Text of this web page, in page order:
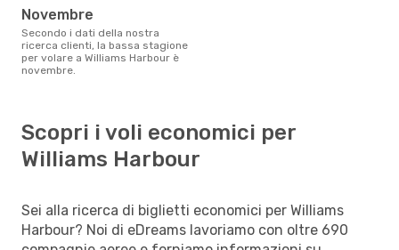
novembre
Secondo i dati della nostra
ricerca clienti, la bassa stagione
per volare a Williams Harbour è
novembre.
Scopri i voli economici per
Williams Harbour
Sei alla ricerca di biglietti economici per Williams
Harbour? Noi di eDreams lavoriamo con oltre 690